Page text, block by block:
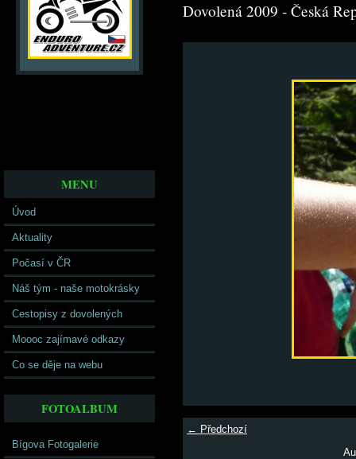
MENU
Úvod
Aktuality
Počasí v ČR
Náš tým - naše motokrásky
Cestopisy z dovolených
Moooc zajímavé odkazy
Co se děje na webu
FOTOALBUM
Bígova Fotogalerie
Dovolená 2009 - Česká
← Předchozí